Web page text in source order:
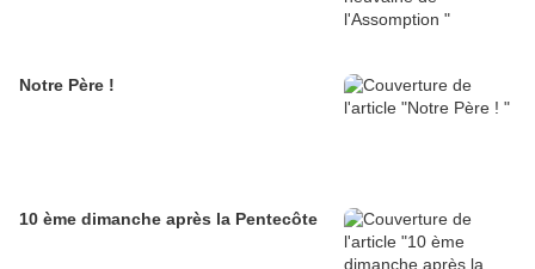
Notre Père !
10 ème dimanche après la Pentecôte